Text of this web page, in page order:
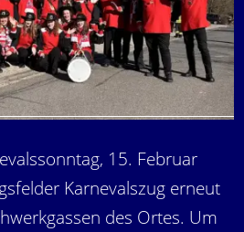
15. Februar
Karnevalszug erneut
des Ortes. Um